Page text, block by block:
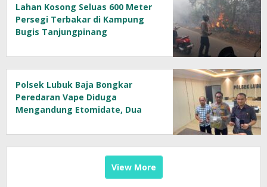
Lahan Kosong Seluas 600 Meter
Persegi Terbakar di Kampung
Bugis Tanjungpinang
Polsek Lubuk Baja Bongkar
Peredaran Vape Diduga
Mengandung Etomidate, Dua
View More